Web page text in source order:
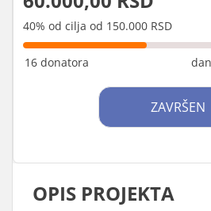
40% od cilja od 150.000 RSD
16 donatora
ZAVRŠEN
OPIS PROJEKTA